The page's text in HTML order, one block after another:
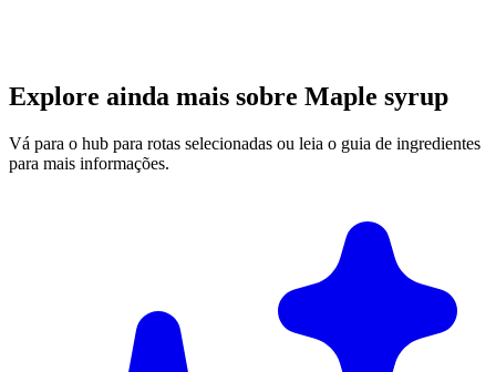
Explore ainda mais sobre Maple syrup
Vá para o hub para rotas selecionadas ou leia o guia de ingredientes
para mais informações.